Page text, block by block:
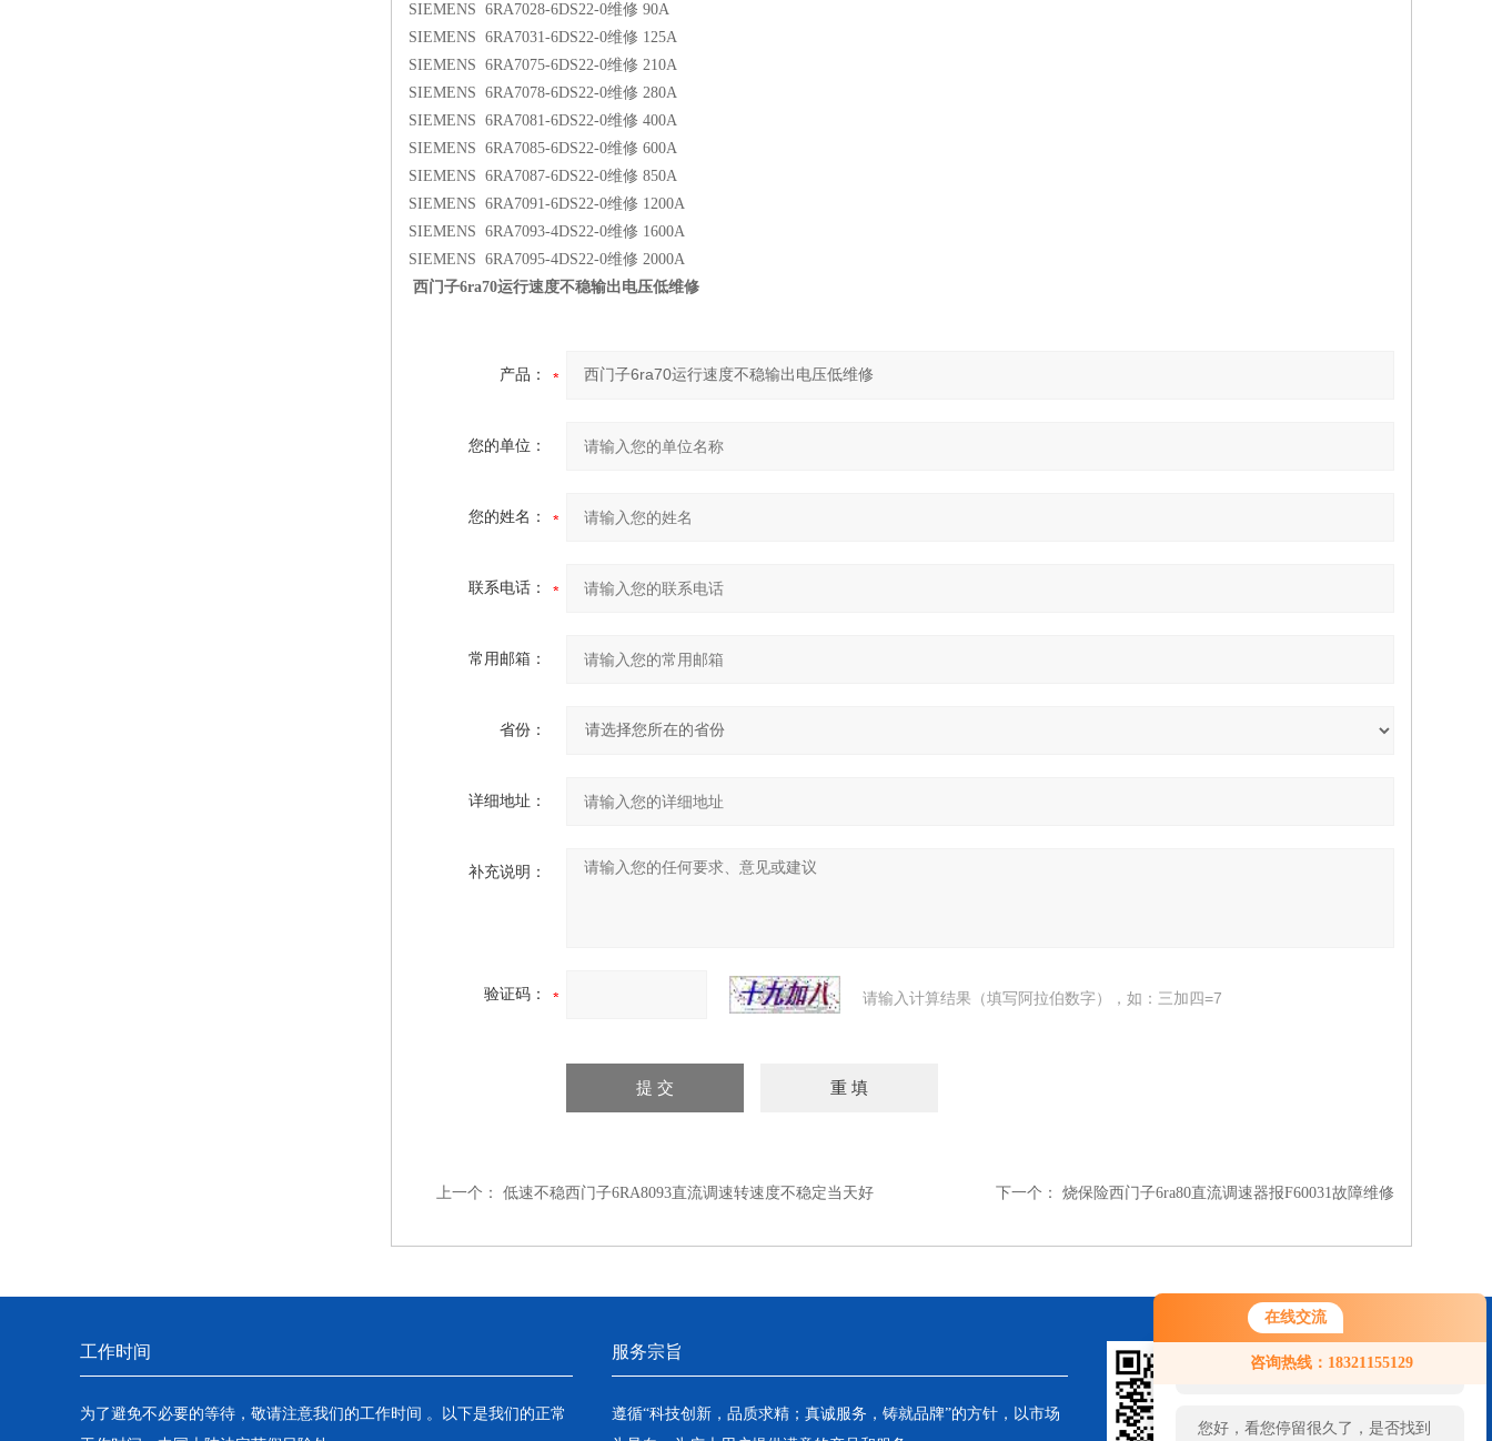
在线交流
咨询热线：18321155129
您好！欢迎前来咨询，很高兴为您
服务，请问您要咨询什么问题呢？
您好，看您停留很久了，是否找到
SIEMENS 6RA7028-6DS22-0维修 90A
SIEMENS 6RA7031-6DS22-0维修 125A
SIEMENS 6RA7075-6DS22-0维修 210A
SIEMENS 6RA7078-6DS22-0维修 280A
SIEMENS 6RA7081-6DS22-0维修 400A
SIEMENS 6RA7085-6DS22-0维修 600A
SIEMENS 6RA7087-6DS22-0维修 850A
SIEMENS 6RA7091-6DS22-0维修 1200A
SIEMENS 6RA7093-4DS22-0维修 1600A
SIEMENS 6RA7095-4DS22-0维修 2000A
西门子6ra70运行速度不稳输出电压低维修
产品：
您的单位：
您的姓名：
联系电话：
常用邮箱：
省份：
详细地址：
补充说明：
验证码： 请输入计算结果（填写阿拉伯数字），如：三加四=7
上一个： 低速不稳西门子6RA8093直流调速转速度不稳定当天好 下一个： 烧保险西门子6ra80直流调速器报F60031故障维修
工作时间
为了避免不必要的等待，敬请注意我们的工作时间 。以下是我们的正常
服务宗旨
遵循“科技创新，品质求精；真诚服务，铸就品牌”的方针，以市场